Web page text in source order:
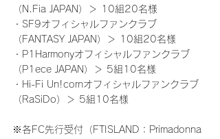
（N.Fia JAPAN）＞ 10組20名様
・SF9オフィシャルファンクラブ
（FANTASY JAPAN）＞ 10組20名様
・P1Harmonyオフィシャルファンクラブ
（P1ece JAPAN）＞ 5組10名様
・Hi-Fi Un!cornオフィシャルファンクラブ
（RaSiDo）＞ 5組10名様
※各FC先行受付（FTISLAND：Primadonna